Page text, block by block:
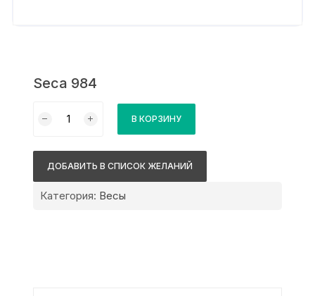
Seca 984
товара
В КОРЗИНУ
ДОБАВИТЬ В СПИСОК ЖЕЛАНИЙ
Категория: Весы